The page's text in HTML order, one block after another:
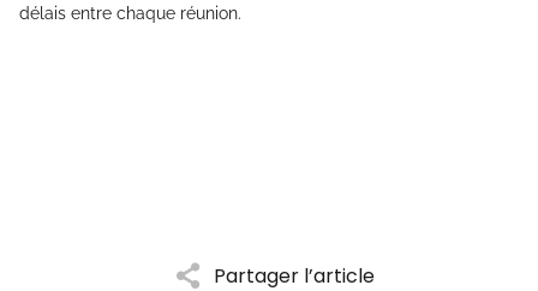
Partager l’article
délais entre chaque réunion.